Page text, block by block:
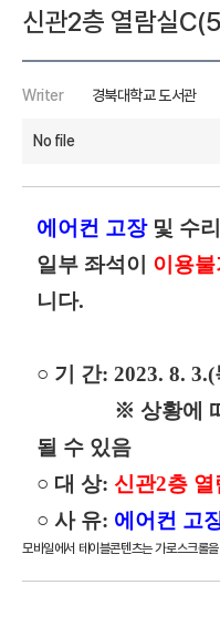
신관2층 열람실
Writer 경북대학교 도서관
No file
에어컨 고장 및 수
일부 좌석이 이용
니다.
○ 기 간: 2023. 8. 3.(
※ 상황에
될 수 있음
○ 대 상: 신관2층 열
○ 사 유: 에어컨 고